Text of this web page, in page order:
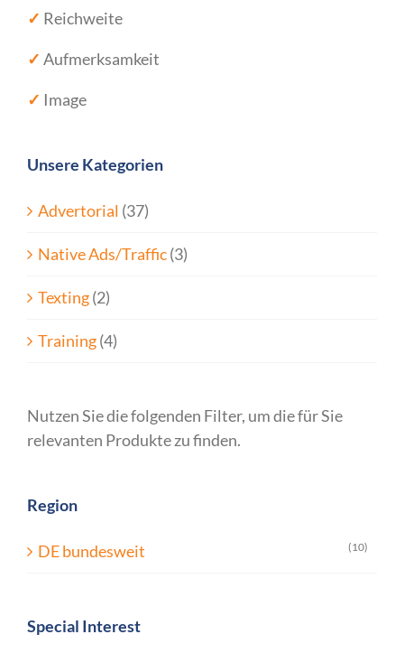
✓ Reichweite
✓ Aufmerksamkeit
✓ Image
Unsere Kategorien
Advertorial (37)
Native Ads/Traffic(3)
Texting(2)
Training(4)
Nutzen Sie die folgenden Filter, um die für Sie
relevanten Produkte zu finden.
Region
DE bundesweit (10)
Special Interest